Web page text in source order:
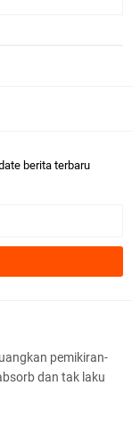
berita terbaru
pemikiran-
dan tak laku